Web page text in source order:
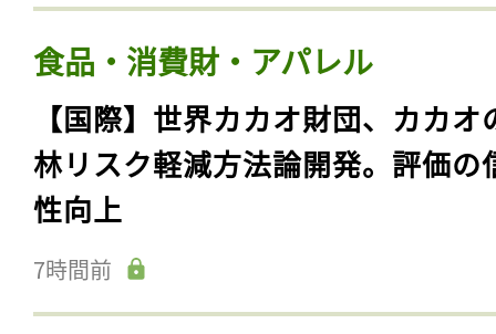
食品・消費財・アパレル
【国際】世界カカオ財団、カカオ
林リスク軽減方法論開発。評価の
性向上
7時間前